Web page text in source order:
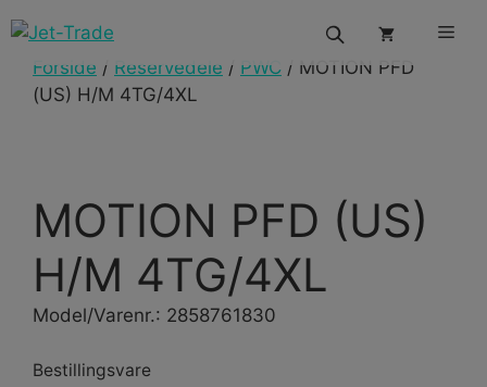
til
indholdForside / Reservedele / PWC / MOTION PFD
(US) H/M 4TG/4XL
MOTION PFD (US)
H/M 4TG/4XL
Model/Varenr.: 2858761830
Bestillingsvare